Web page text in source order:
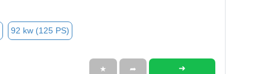
92 kw (125 PS)
★ ➦ ➜